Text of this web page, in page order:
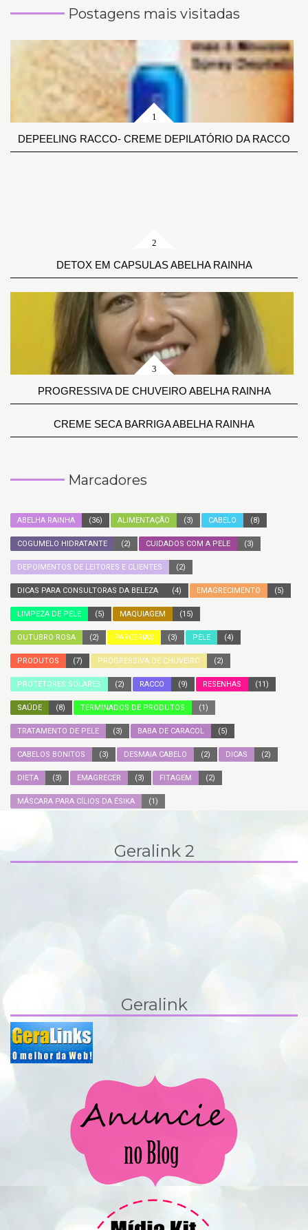
Postagens mais visitadas
DEPEELING RACCO- CREME DEPILATÓRIO DA RACCO
DETOX EM CAPSULAS ABELHA RAINHA
PROGRESSIVA DE CHUVEIRO ABELHA RAINHA
CREME SECA BARRIGA ABELHA RAINHA
Marcadores
ABELHA RAINHA (36) ALIMENTAÇÃO (3) CABELO (8)
COGUMELO HIDRATANTE (2) CUIDADOS COM A PELE (3)
DEPOIMENTOS DE LEITORES E CLIENTES (2)
DICAS PARA CONSULTORAS DA BELEZA (4) EMAGRECIMENTO (5)
LIMPEZA DE PELE (5) MAQUIAGEM (15)
OUTUBRO ROSA (2) PARCERIAS (3) PELE (4)
PRODUTOS (7) PROGRESSIVA DE CHUVEIRO (2)
PROTETORES SOLARES (2) RACCO (9) RESENHAS (11)
SAÚDE (8) TERMINADOS DE PRODUTOS (1)
TRATAMENTO DE PELE (3) BABA DE CARACOL (5)
CABELOS BONITOS (3) DESMAIA CABELO (2) DICAS (2)
DIETA (3) EMAGRECER (3) FITAGEM (2)
MÁSCARA PARA CÍLIOS DA ÉSIKA (1)
Geralink 2
Geralink